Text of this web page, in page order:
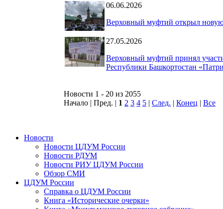
06.06.2026
Верховный муфтий открыл новую
27.05.2026
Верховный муфтий принял
Республики Башкортостан
Новости 1 - 20 из 2055
Начало | Пред. | 1 2 3 4 5 | След. | Конец | Все
Новости
Новости ЦДУМ России
Новости РДУМ
Новости РИУ ЦДУМ России
Обзор СМИ
ЦДУМ России
Справка о ЦДУМ России
Книга «Исторические очерки»